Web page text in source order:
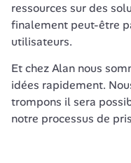
ressources sur des
finalement peut-être
utilisateurs.
Et chez Alan nous
idées rapidement.
trompons il sera
notre processus de